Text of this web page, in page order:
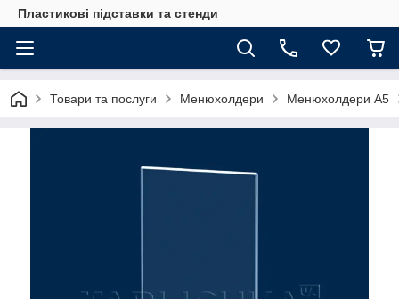
Пластикові підставки та стенди
Товари та послуги Менюхолдери Менюхолдери А5